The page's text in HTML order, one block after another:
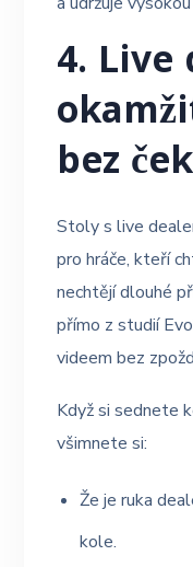
4. Live
bez
Stoly s live
pro hráče, kteří
nechtějí dlouhé
přímo z studií
videem bez
Když si sednete
všimnete si:
Že je ruka
kole.